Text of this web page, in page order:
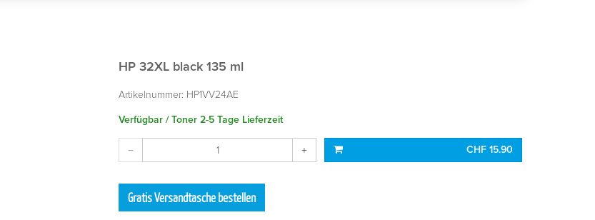
HP 32XL black 135 ml
Artikelnummer: HP1VV24AE
Verfügbar / Toner 2-5 Tage Lieferzeit
CHF 15.90
Gratis Versandtasche bestellen